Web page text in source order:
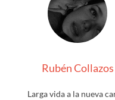
Rubén Collazos
Larga vida a la nueva